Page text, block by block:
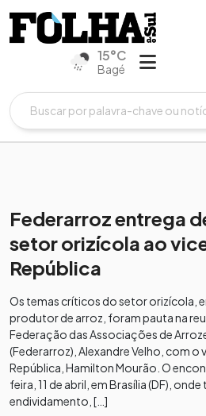
15°C
Bagé
Federarroz entrega
setor orizícola ao
República
Os temas críticos do setor orizícola,
produtor de arroz, foram pauta na
Federação das Associações de
(Federarroz), Alexandre Velho, com o
República, Hamilton Mourão. O
feira, 11 de abril, em Brasília (DF),
endividamento, […]